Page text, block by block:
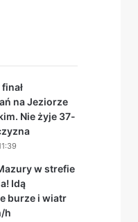
na Jeziorze
Nie żyje 37-
w strefie
Idą
burze i wiatr
h